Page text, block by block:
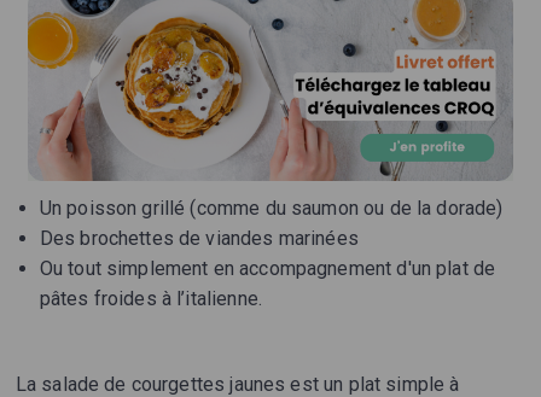
Un poisson grillé (comme du saumon ou de la dorade)
Des brochettes de viandes marinées
Ou tout simplement en accompagnement d'un plat de
pâtes froides à l’italienne.
La salade de courgettes jaunes est un plat simple à